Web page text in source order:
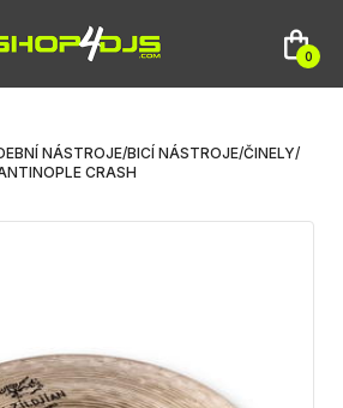
0
NÁSTROJE/BICÍ NÁSTROJE/ČINELY/
CRASH